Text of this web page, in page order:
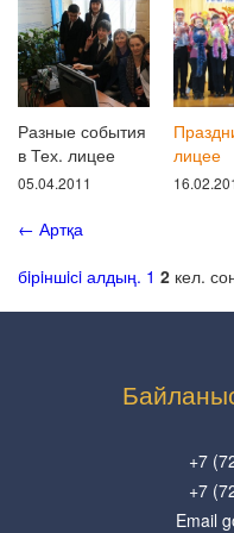
Разные события
в Тех. лицее
05.04.2011
лицее
← Артқа
бiрiншiсi алдың. 1 2 кел.
+7
+7
Email